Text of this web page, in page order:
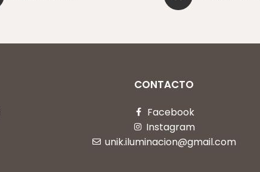
CONTACTO
Facebook
Instagram
unik.iluminacion@gmail.com